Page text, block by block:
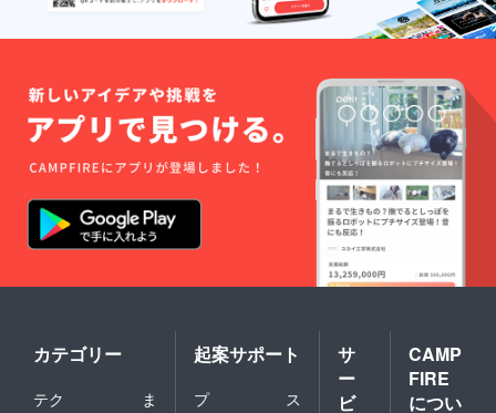
カテゴリー
テク
ま
起案サポート
プ
ス
サ
ー
ビ
CAMP
FIRE
につい